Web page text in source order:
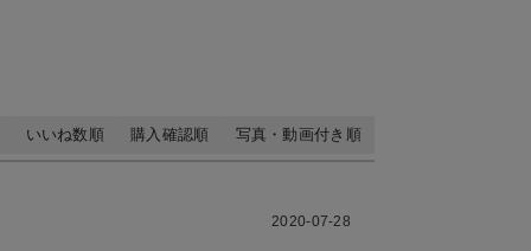
いいね数順 購入確認順 写真・動画付き順
2020-07-28